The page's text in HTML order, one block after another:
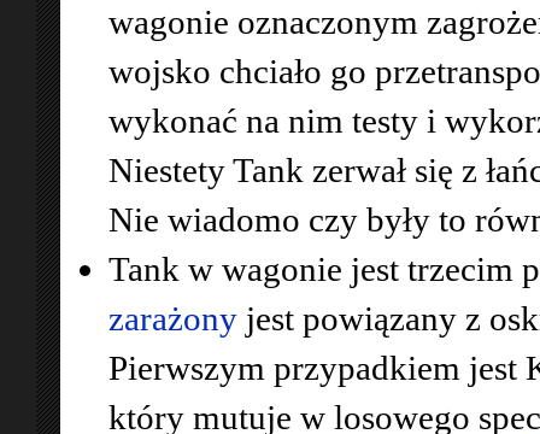
wagonie oznaczonym
wojsko chciało go
wykonać na nim testy i
Niestety Tank zerwał się z
Nie wiadomo czy były to
Tank w wagonie jest trzecim
zarażony jest powiązany z
Pierwszym przypadkiem
który mutuje w losowego